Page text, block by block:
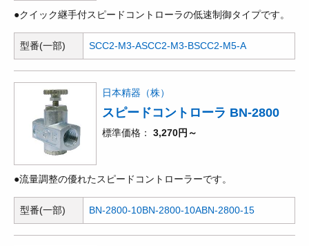
●クイック継手付スピードコントローラの低速制御タイプです。
型番(一部) SCC2-M3-ASCC2-M3-BSCC2-M5-A
日本精器（株）
スピードコントローラ BN-2800
標準価格 3,270円～
●流量調整の優れたスピードコントローラーです。
型番(一部) BN-2800-10BN-2800-10ABN-2800-15